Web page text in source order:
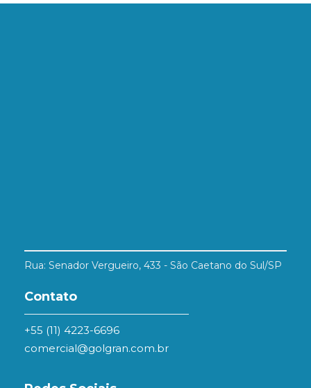
Rua: Senador Vergueiro, 433 - São Caetano do Sul/SP
Contato
+55 (11) 4223-6696
comercial@golgran.com.br